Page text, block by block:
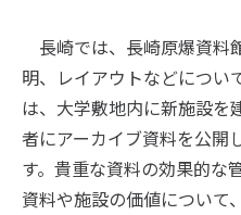
長崎では、長崎原爆資料
明、レイアウトなどについ
は、大学敷地内に新施設を
者にアーカイブ資料を公開
す。貴重な資料の効果的な
資料や施設の価値について